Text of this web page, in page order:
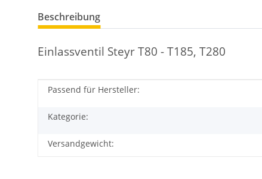
Beschreibung
Einlassventil Steyr T80 - T185, T280
Produkteigenschaft
Wert
Passend für Hersteller:
Kategorie:
Versandgewicht: